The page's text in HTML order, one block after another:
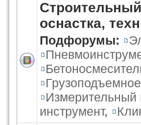
оснастка,
Подфорумы:
Измерительный
инструмент,